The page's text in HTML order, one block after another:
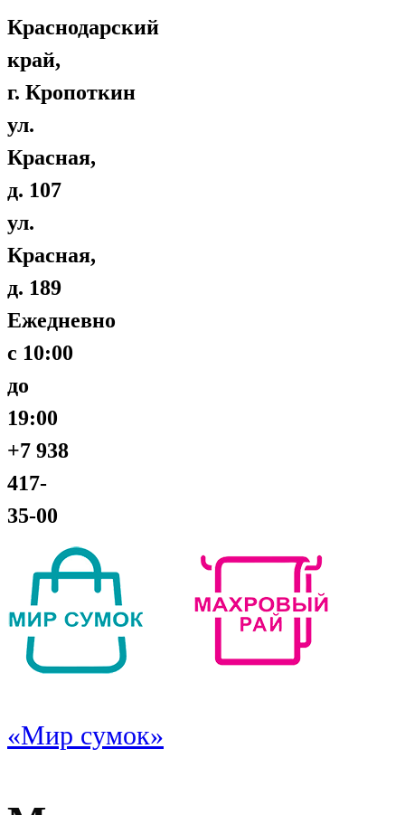
Краснодарский
край,
г. Кропоткин
ул.
Красная,
д. 107
ул.
Красная,
д. 189
Ежедневно
с 10:00
до
19:00
+7 938
417-
35-00
«Мир сумок»